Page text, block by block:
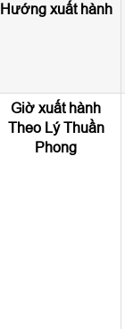
Hướng xuất hành
Giờ xuất hành
Theo Lý Thuần
Phong